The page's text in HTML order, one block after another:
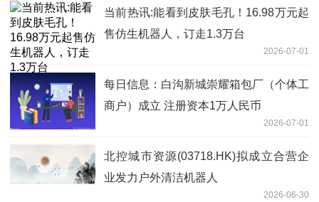
当前热讯:能看到皮肤毛孔！16.98万元起
售仿生机器人，订走1.3万台
2026-07-01
每日信息：白沟新城崇耀箱包厂（个体工
商户）成立 注册资本1万人民币
2026-07-01
北控城市资源(03718.HK)拟成立合营企
业发力户外清洁机器人
2026-06-30